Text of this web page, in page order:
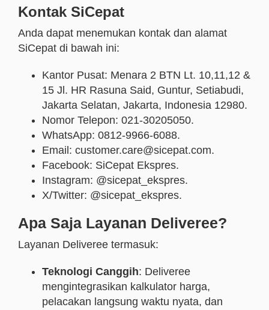
Kontak SiCepat
Anda dapat menemukan kontak dan alamat
SiCepat di bawah ini:
Kantor Pusat: Menara 2 BTN Lt. 10,11,12 &
15 Jl. HR Rasuna Said, Guntur, Setiabudi,
Jakarta Selatan, Jakarta, Indonesia 12980.
Nomor Telepon: 021-30205050.
WhatsApp: 0812-9966-6088.
Email: customer.care@sicepat.com.
Facebook: SiCepat Ekspres.
Instagram: @sicepat_ekspres.
X/Twitter: @sicepat_ekspres.
Apa Saja Layanan Deliveree?
Layanan Deliveree termasuk:
Teknologi Canggih: Deliveree
mengintegrasikan kalkulator harga,
pelacakan langsung waktu nyata, dan